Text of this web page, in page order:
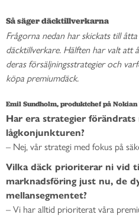
Så säger däcktillverkarna
Frågorna nedan har skickats till
däcktillverkare. Hälften har valt att
deras försäljningsstrategier och
köpa premiumdäck.
Emil Sundholm, produktchef på Nokian
Har era strategier
lågkonjunkturen?
– Nej, vår strategi med fokus på
Vilka däck prioriterar ni vid
marknadsföring just nu, de
mellansegmentet?
– Vi har alltid prioriterat våra